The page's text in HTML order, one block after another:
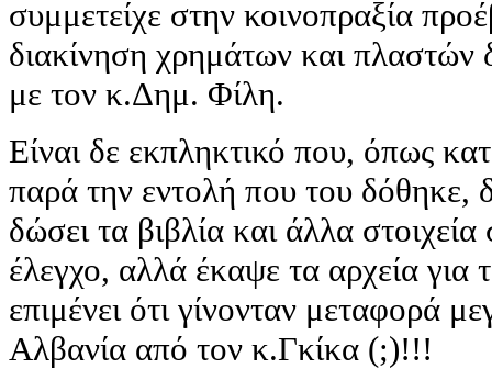
συμμετείχε στην κοινοπραξία
διακίνηση χρημάτων και
με τον κ.Δημ. Φίλη.
Είναι δε εκπληκτικό που, όπως
παρά την εντολή που του δόθηκε,
δώσει τα βιβλία και άλλα στοιχεία
έλεγχο, αλλά έκαψε τα αρχεία
επιμένει ότι γίνονταν μεταφορά
Αλβανία από τον κ.Γκίκα (;)!!!